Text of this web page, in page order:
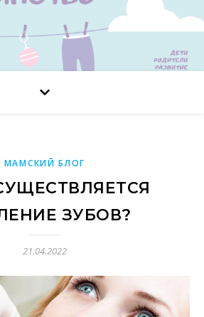
МАМСКИЙ БЛОГ
ЗУБОВ?
21.04.2022